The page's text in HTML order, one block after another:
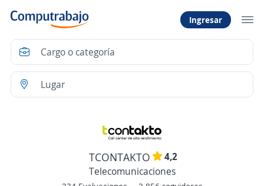
Ingresar
TCONTAKTO
4,2
Telecomunicaciones